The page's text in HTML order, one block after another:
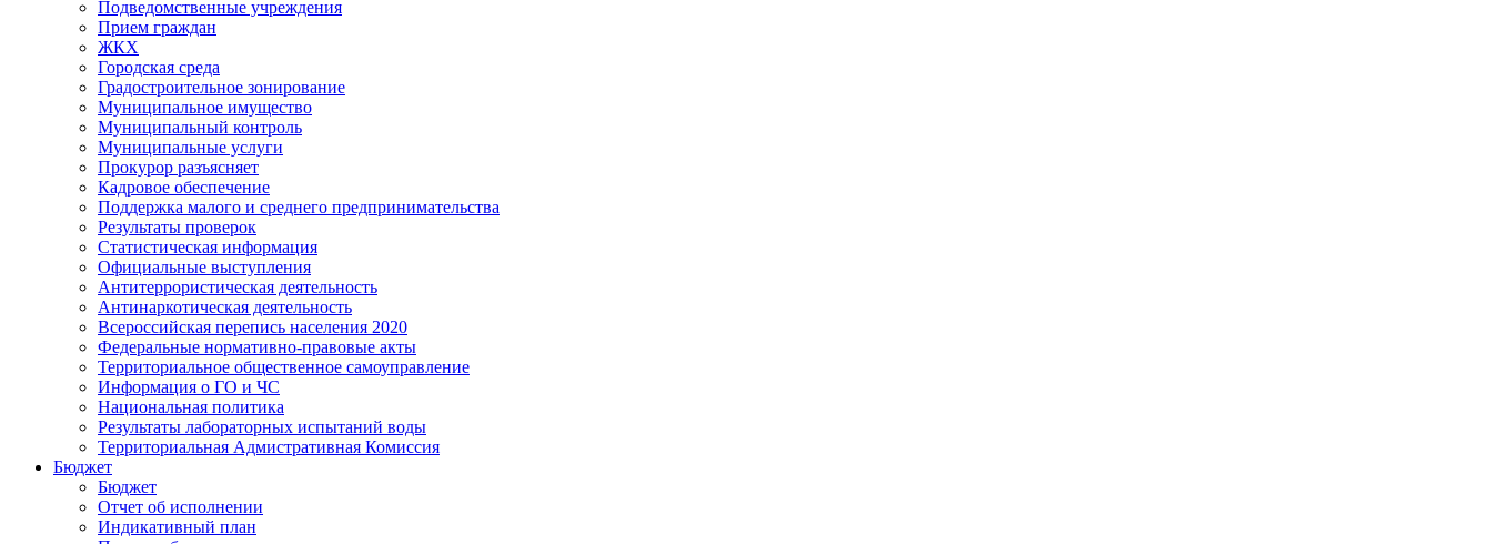
Подведомственные учреждения
Прием граждан
ЖКХ
Городская среда
Градостроительное зонирование
Муниципальное имущество
Муниципальный контроль
Муниципальные услуги
Прокурор разъясняет
Кадровое обеспечение
Поддержка малого и среднего предпринимательства
Результаты проверок
Статистическая информация
Официальные выступления
Антитеррористическая деятельность
Антинаркотическая деятельность
Всероссийская перепись населения 2020
Федеральные нормативно-правовые акты
Территориальное общественное самоуправление
Информация о ГО и ЧС
Национальная политика
Результаты лабораторных испытаний воды
Территориальная Адмистративная Комиссия
Бюджет
Бюджет
Отчет об исполнении
Индикативный план